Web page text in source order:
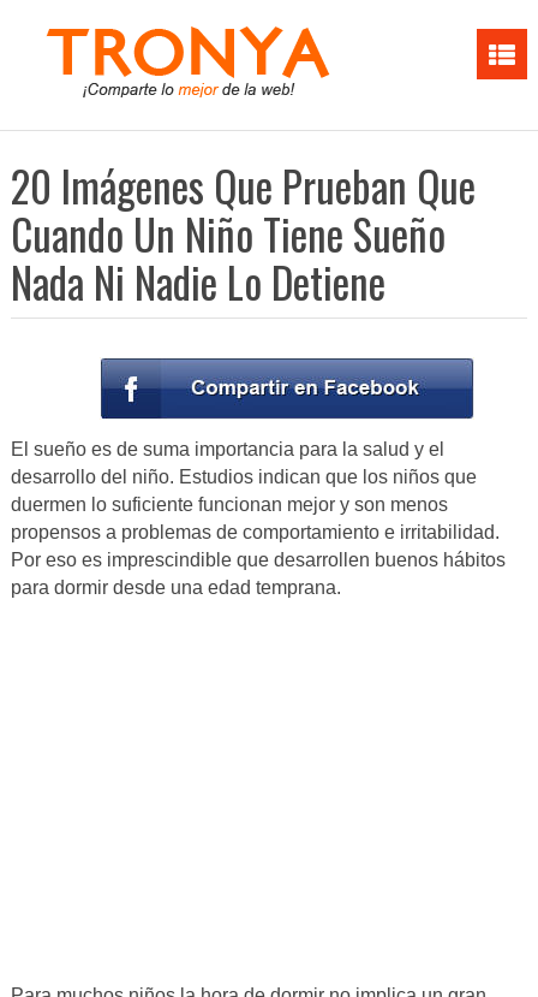
20 Imágenes Que Prueban Que
Cuando Un Niño Tiene Sueño
Nada Ni Nadie Lo Detiene
El sueño es de suma importancia para la salud y el
desarrollo del niño. Estudios indican que los niños que
duermen lo suficiente funcionan mejor y son menos
propensos a problemas de comportamiento e irritabilidad.
Por eso es imprescindible que desarrollen buenos hábitos
para dormir desde una edad temprana.